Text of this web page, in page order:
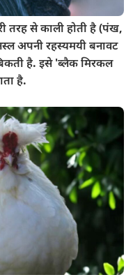
तरह से काली होती है (पंख,
अपनी रहस्यमयी बनावट
है. इसे 'ब्लैक मिरकल
है.